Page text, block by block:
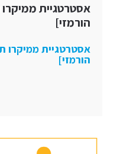
אסטרטגיית
הורמזי]
אסטרטגיית ממיקרו
הורמזי]